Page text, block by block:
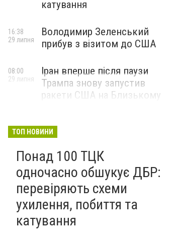
катування
Володимир Зеленський
прибув з візитом до США
16:38
29 липня
Іран вперше після паузи
Трампа знову запустив
ракети США на Близькому
08:00
29 липня
ТОП НОВИНИ
Понад 100 ТЦК
одночасно обшукує ДБР:
перевіряють схеми
ухилення, побиття та
катування